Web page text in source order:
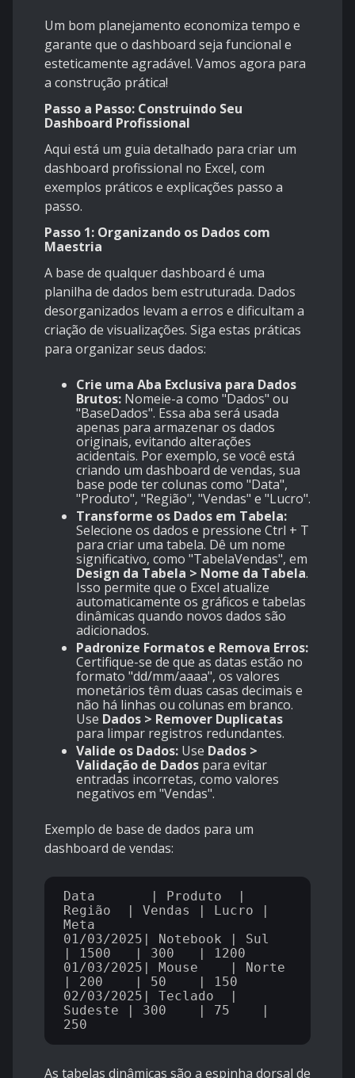
Um bom planejamento economiza tempo e
garante que o dashboard seja funcional e
esteticamente agradável. Vamos agora para
a construção prática!
Passo a Passo: Construindo Seu
Dashboard Profissional
Aqui está um guia detalhado para criar um
dashboard profissional no Excel, com
exemplos práticos e explicações passo a
passo.
Passo 1: Organizando os Dados com
Maestria
A base de qualquer dashboard é uma
planilha de dados bem estruturada. Dados
desorganizados levam a erros e dificultam a
criação de visualizações. Siga estas práticas
para organizar seus dados:
Crie uma Aba Exclusiva para Dados
Brutos: Nomeie-a como "Dados" ou
"BaseDados". Essa aba será usada
apenas para armazenar os dados
originais, evitando alterações
acidentais. Por exemplo, se você está
criando um dashboard de vendas, sua
base pode ter colunas como "Data",
"Produto", "Região", "Vendas" e "Lucro".
Transforme os Dados em Tabela:
Selecione os dados e pressione Ctrl + T
para criar uma tabela. Dê um nome
significativo, como "TabelaVendas", em
Design da Tabela > Nome da Tabela.
Isso permite que o Excel atualize
automaticamente os gráficos e tabelas
dinâmicas quando novos dados são
adicionados.
Padronize Formatos e Remova Erros:
Certifique-se de que as datas estão no
formato "dd/mm/aaaa", os valores
monetários têm duas casas decimais e
não há linhas ou colunas em branco.
Use Dados > Remover Duplicatas
para limpar registros redundantes.
Valide os Dados: Use Dados >
Validação de Dados para evitar
entradas incorretas, como valores
negativos em "Vendas".
Exemplo de base de dados para um
dashboard de vendas:
Data       | Produto  |
Região  | Vendas | Lucro |
Meta
01/03/2025| Notebook | Sul
| 1500   | 300   | 1200
01/03/2025| Mouse    | Norte
| 200    | 50    | 150
02/03/2025| Teclado  |
Sudeste | 300    | 75    |
As tabelas dinâmicas são a espinha dorsal de